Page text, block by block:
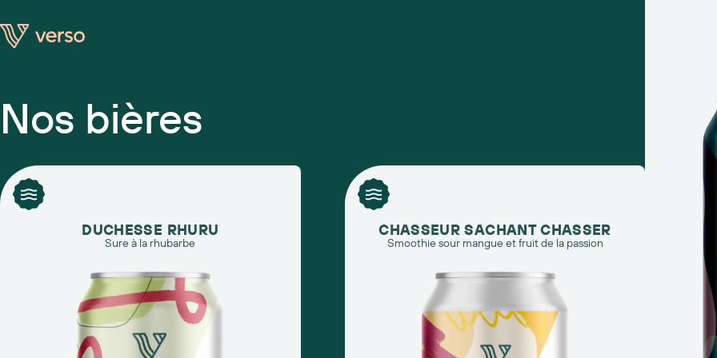
Nos bières
DUCHESSE RHURU
Sure à la rhubarbe
CHASSEUR SACHANT CHASSER
Smoothie sour mangue et fruit de la passion